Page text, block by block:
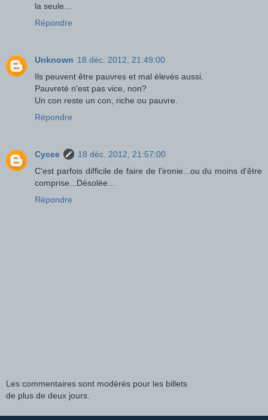
la seule...
Répondre
Unknown 18 déc. 2012, 21:49:00
Ils peuvent être pauvres et mal élevés aussi.
Pauvreté n'est pas vice, non?
Un con reste un con, riche ou pauvre.
Répondre
Cycee
18 déc. 2012, 21:57:00
C'est parfois difficile de faire de l'ironie...ou du moins d'être
comprise...Désolée...
Répondre
Les commentaires sont modérés pour les billets
de plus de deux jours.